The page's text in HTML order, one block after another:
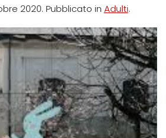
2020. Pubblicato in Adulti.